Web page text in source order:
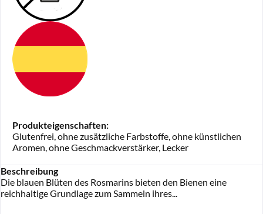
Produkteigenschaften:
Glutenfrei, ohne zusätzliche Farbstoffe, ohne künstlichen
Aromen, ohne Geschmackverstärker, Lecker
Beschreibung
Die blauen Blüten des Rosmarins bieten den Bienen eine
reichhaltige Grundlage zum Sammeln ihres...